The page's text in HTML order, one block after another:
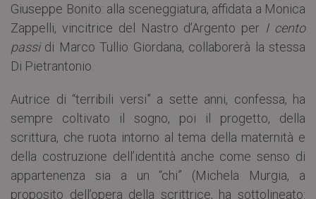
Giuseppe Bonito: alla sceneggiatura, affidata a Monica
Zappelli, vincitrice del Nastro d’Argento per I cento
passi di Marco Tullio Giordana, collaborerà la stessa
Di Pietrantonio.
Autrice di “terribili versi” a sette anni, confessa, ha
sempre coltivato il sogno, poi il progetto, della
scrittura, che ruota intorno al tema della maternità e
della costruzione dell’identità anche come senso di
appartenenza sia a un “chi” (Michela Murgia, a
proposito dell’opera della scrittrice, ha sottolineato: